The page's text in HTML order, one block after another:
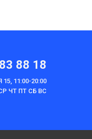
88 18
11:00-20:00
ЧТ ПТ СБ ВС